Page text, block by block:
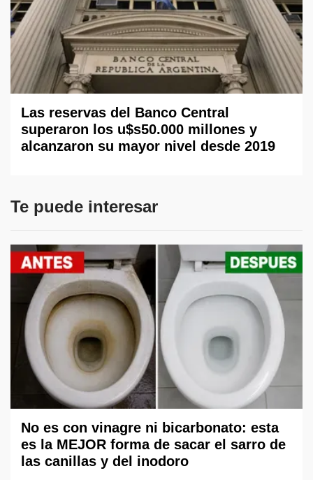
Las reservas del Banco Central
superaron los u$s50.000 millones y
alcanzaron su mayor nivel desde 2019
Te puede interesar
No es con vinagre ni bicarbonato: esta
es la MEJOR forma de sacar el sarro de
las canillas y del inodoro